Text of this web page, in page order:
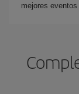
mejores